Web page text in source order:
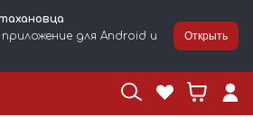
для Android и
Открыть